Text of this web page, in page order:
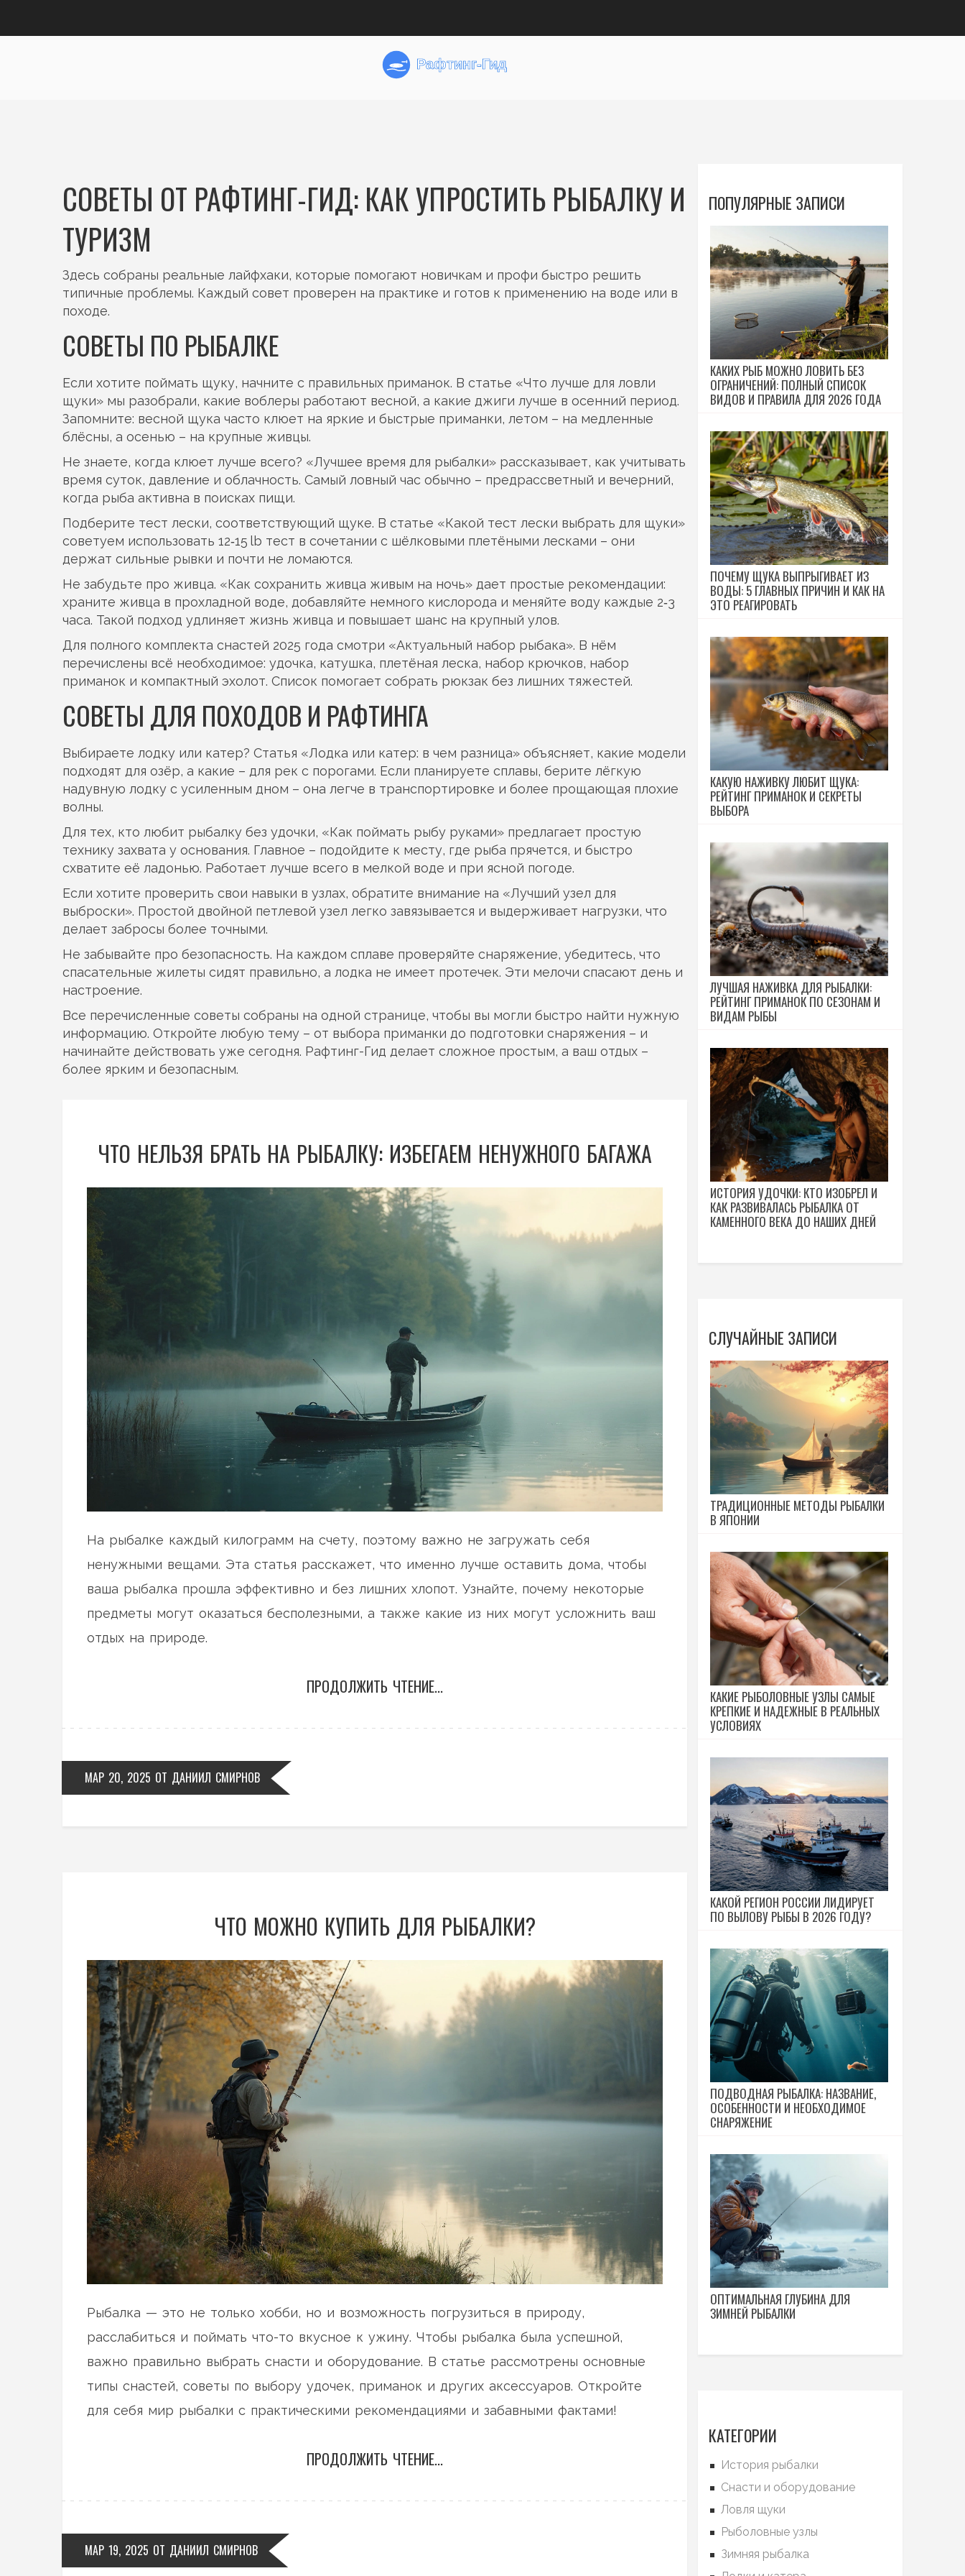
СОВЕТЫ ОТ РАФТИНГ-ГИД: КАК УПРОСТИТЬ РЫБАЛКУ И
ТУРИЗМ
Здесь собраны реальные лайфхаки, которые помогают новичкам и профи быстро решить
типичные проблемы. Каждый совет проверен на практике и готов к применению на воде или в
походе.
СОВЕТЫ ПО РЫБАЛКЕ
Если хотите поймать щуку, начните с правильных приманок. В статье «Что лучше для ловли
щуки» мы разобрали, какие воблеры работают весной, а какие джиги лучше в осенний период.
Запомните: весной щука часто клюет на яркие и быстрые приманки, летом – на медленные
блёсны, а осенью – на крупные живцы.
Не знаете, когда клюет лучше всего? «Лучшее время для рыбалки» рассказывает, как учитывать
время суток, давление и облачность. Самый ловный час обычно – предрассветный и вечерний,
когда рыба активна в поисках пищи.
Подберите тест лески, соответствующий щуке. В статье «Какой тест лески выбрать для щуки»
советуем использовать 12‑15 lb тест в сочетании с шёлковыми плетёными лесками – они
держат сильные рывки и почти не ломаются.
Не забудьте про живца. «Как сохранить живца живым на ночь» дает простые рекомендации:
храните живца в прохладной воде, добавляйте немного кислорода и меняйте воду каждые 2‑3
часа. Такой подход удлиняет жизнь живца и повышает шанс на крупный улов.
Для полного комплекта снастей 2025 года смотри «Актуальный набор рыбака». В нём
перечислены всё необходимое: удочка, катушка, плетёная леска, набор крючков, набор
приманок и компактный эхолот. Список помогает собрать рюкзак без лишних тяжестей.
СОВЕТЫ ДЛЯ ПОХОДОВ И РАФТИНГА
Выбираете лодку или катер? Статья «Лодка или катер: в чем разница» объясняет, какие модели
подходят для озёр, а какие – для рек с порогами. Если планируете сплавы, берите лёгкую
надувную лодку с усиленным дном – она легче в транспортировке и более прощающая плохие
волны.
Для тех, кто любит рыбалку без удочки, «Как поймать рыбу руками» предлагает простую
технику захвата у основания. Главное – подойдите к месту, где рыба прячется, и быстро
схватите её ладонью. Работает лучше всего в мелкой воде и при ясной погоде.
Если хотите проверить свои навыки в узлах, обратите внимание на «Лучший узел для
выброски». Простой двойной петлевой узел легко завязывается и выдерживает нагрузки, что
делает забросы более точными.
Не забывайте про безопасность. На каждом сплаве проверяйте снаряжение, убедитесь, что
спасательные жилеты сидят правильно, а лодка не имеет протечек. Эти мелочи спасают день и
настроение.
Все перечисленные советы собраны на одной странице, чтобы вы могли быстро найти нужную
информацию. Откройте любую тему – от выбора приманки до подготовки снаряжения – и
начинайте действовать уже сегодня. Рафтинг-Гид делает сложное простым, а ваш отдых –
более ярким и безопасным.
ЧТО НЕЛЬЗЯ БРАТЬ НА РЫБАЛКУ: ИЗБЕГАЕМ НЕНУЖНОГО БАГАЖА
На рыбалке каждый килограмм на счету, поэтому важно не загружать себя
ненужными вещами. Эта статья расскажет, что именно лучше оставить дома, чтобы
ваша рыбалка прошла эффективно и без лишних хлопот. Узнайте, почему некоторые
предметы могут оказаться бесполезными, а также какие из них могут усложнить ваш
отдых на природе.
ПРОДОЛЖИТЬ ЧТЕНИЕ...
МАР 20, 2025 ОТ ДАНИИЛ СМИРНОВ
ЧТО МОЖНО КУПИТЬ ДЛЯ РЫБАЛКИ?
Рыбалка — это не только хобби, но и возможность погрузиться в природу,
расслабиться и поймать что-то вкусное к ужину. Чтобы рыбалка была успешной,
важно правильно выбрать снасти и оборудование. В статье рассмотрены основные
типы снастей, советы по выбору удочек, приманок и других аксессуаров. Откройте
для себя мир рыбалки с практическими рекомендациями и забавными фактами!
ПРОДОЛЖИТЬ ЧТЕНИЕ...
МАР 19, 2025 ОТ ДАНИИЛ СМИРНОВ
ПОПУЛЯРНЫЕ ЗАПИСИ
КАКИХ РЫБ МОЖНО ЛОВИТЬ БЕЗ
ОГРАНИЧЕНИЙ: ПОЛНЫЙ СПИСОК
ВИДОВ И ПРАВИЛА ДЛЯ 2026 ГОДА
ПОЧЕМУ ЩУКА ВЫПРЫГИВАЕТ ИЗ
ВОДЫ: 5 ГЛАВНЫХ ПРИЧИН И КАК НА
ЭТО РЕАГИРОВАТЬ
КАКУЮ НАЖИВКУ ЛЮБИТ ЩУКА:
РЕЙТИНГ ПРИМАНОК И СЕКРЕТЫ
ВЫБОРА
ЛУЧШАЯ НАЖИВКА ДЛЯ РЫБАЛКИ:
РЕЙТИНГ ПРИМАНОК ПО СЕЗОНАМ И
ВИДАМ РЫБЫ
ИСТОРИЯ УДОЧКИ: КТО ИЗОБРЕЛ И
КАК РАЗВИВАЛАСЬ РЫБАЛКА ОТ
КАМЕННОГО ВЕКА ДО НАШИХ ДНЕЙ
СЛУЧАЙНЫЕ ЗАПИСИ
ТРАДИЦИОННЫЕ МЕТОДЫ РЫБАЛКИ
В ЯПОНИИ
КАКИЕ РЫБОЛОВНЫЕ УЗЛЫ САМЫЕ
КРЕПКИЕ И НАДЕЖНЫЕ В РЕАЛЬНЫХ
УСЛОВИЯХ
КАКОЙ РЕГИОН РОССИИ ЛИДИРУЕТ
ПО ВЫЛОВУ РЫБЫ В 2026 ГОДУ?
ПОДВОДНАЯ РЫБАЛКА: НАЗВАНИЕ,
ОСОБЕННОСТИ И НЕОБХОДИМОЕ
СНАРЯЖЕНИЕ
ОПТИМАЛЬНАЯ ГЛУБИНА ДЛЯ
ЗИМНЕЙ РЫБАЛКИ
КАТЕГОРИИ
История рыбалки
Снасти и оборудование
Ловля щуки
Рыболовные узлы
Зимняя рыбалка